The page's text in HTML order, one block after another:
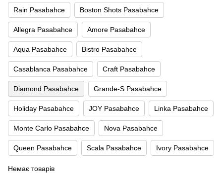
Rain Pasabahce Boston Shots Pasabahce
Allegra Pasabahce Amore Pasabahce
Aqua Pasabahce Bistro Pasabahce
Casablanca Pasabahce Craft Pasabahce
Diamond Pasabahce Grande-S Pasabahce
Holiday Pasabahce JOY Pasabahce Linka Pasabahce
Monte Carlo Pasabahce Nova Pasabahce
Queen Pasabahce Scala Pasabahce Ivory Pasabahce
Немає товарів